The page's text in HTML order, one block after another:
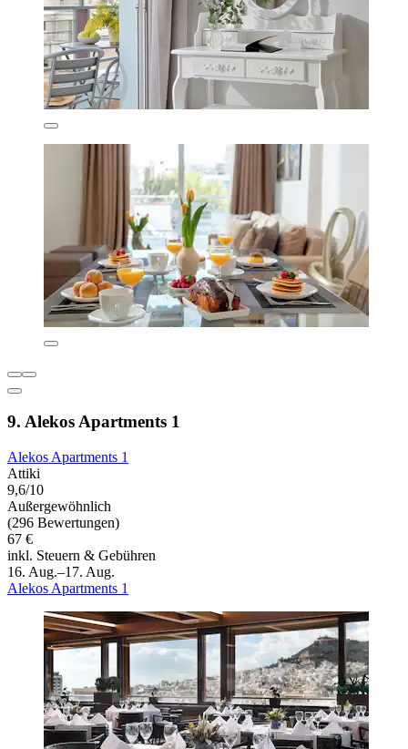
9. Alekos Apartments 1
Alekos Apartments 1
Attiki
9,6/10
Außergewöhnlich
(296 Bewertungen)
67 €
inkl. Steuern & Gebühren
16. Aug.–17. Aug.
Alekos Apartments 1